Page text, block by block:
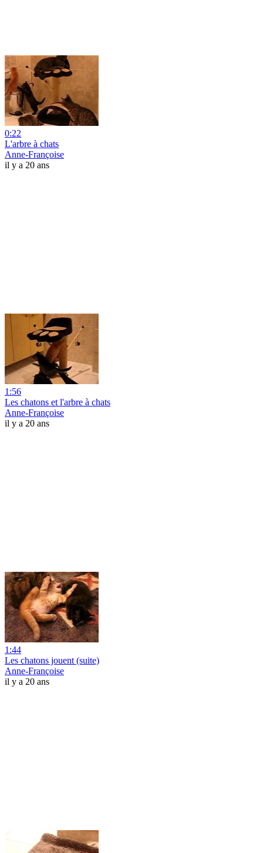
0:22
L'arbre à chats
Anne-Françoise
il y a 20 ans
1:56
Les chatons et l'arbre à chats
Anne-Françoise
il y a 20 ans
1:44
Les chatons jouent (suite)
Anne-Françoise
il y a 20 ans